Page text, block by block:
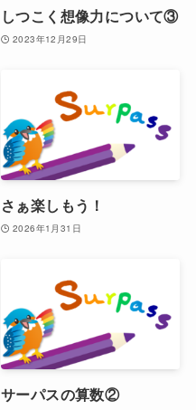
しつこく想像力について③
2023年12月29日
さぁ楽しもう！
2026年1月31日
サーパスの算数②